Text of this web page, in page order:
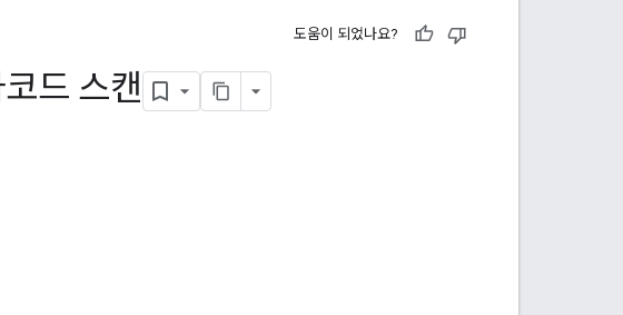
도움이 되었나요?
드 스캔